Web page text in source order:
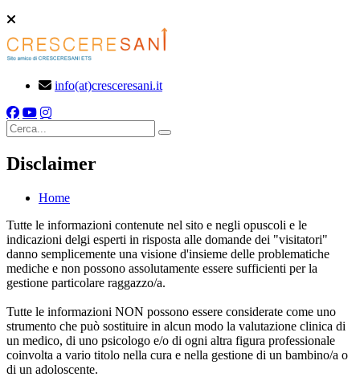
info(at)cresceresani.it
Cerca
Disclaimer
Home
Tutte le informazioni contenute nel sito e negli opuscoli e le
indicazioni delgi esperti in risposta alle domande dei "visitatori"
danno semplicemente una visione d'insieme delle problematiche
mediche e non possono assolutamente essere sufficienti per la
gestione particolare raggazzo/a.
Tutte le informazioni NON possono essere considerate come uno
strumento che può sostituire in alcun modo la valutazione clinica di
un medico, di uno psicologo e/o di ogni altra figura professionale
coinvolta a vario titolo nella cura e nella gestione di un bambino/a o
di un adoloscente.